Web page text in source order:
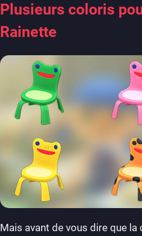
Plusieurs coloris
Rainette
Mais avant de vous dire que